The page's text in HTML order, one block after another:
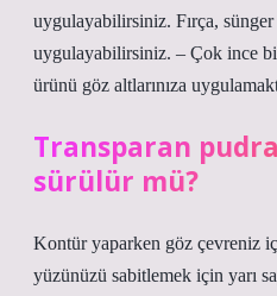
uygulayabilirsiniz. Fırça, sünger
uygulayabilirsiniz. – Çok ince
ürünü göz altlarınıza
Transparan
sürülür mü?
Kontür yaparken göz çevreniz
yüzünüzü sabitlemek için yarı